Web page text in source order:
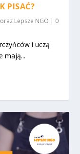
PISAĆ?
Lepsze NGO | 0
i uczą
mają...